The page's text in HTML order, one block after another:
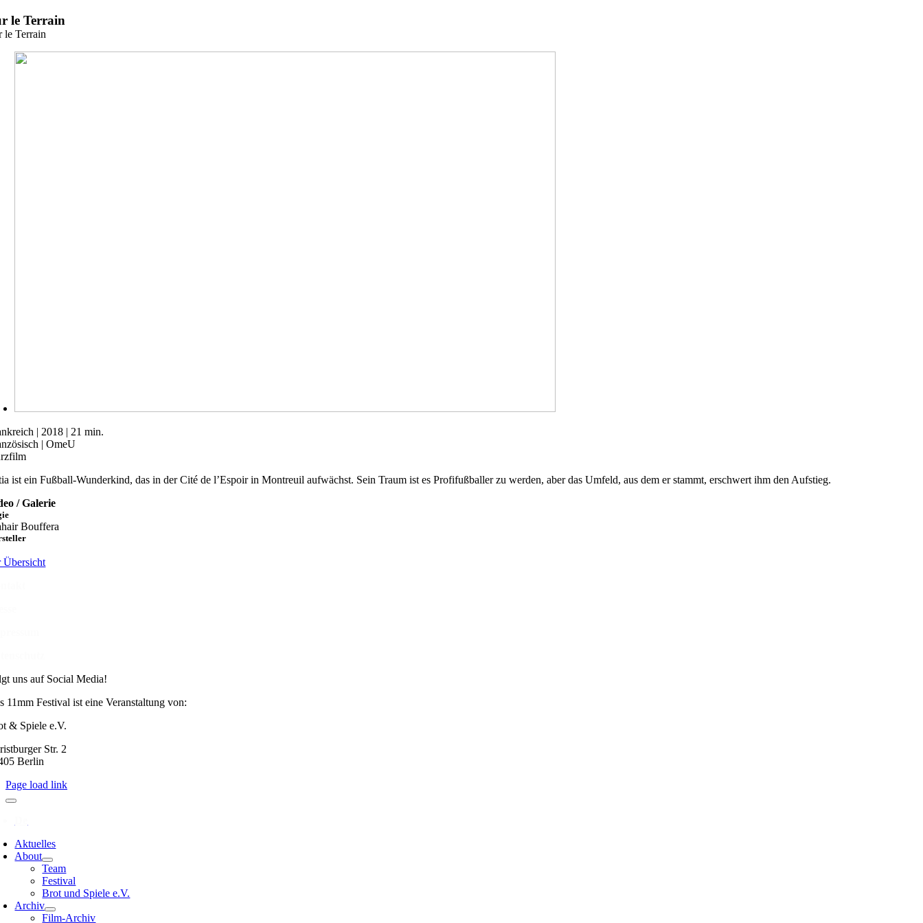
Zum
Inhalt
le Terrain
le Terrain
| 2018 | 21 min.
| OmeU
ist ein Fußball-Wunderkind, das in der Cité de l’Espoir in Montreuil aufwächst. Sein Traum ist es Profifußballer zu werden, aber das Umfeld, aus dem er stammt, erschwert ihm den Aufstieg.
/ Galerie
Bouffera
Übersicht
uns auf Social Media!
11mm Festival ist eine Veranstaltung von:
& Spiele e.V.
Str. 2
Berlin
Page load link
Aktuelles
About
Team
Festival
Brot und Spiele e.V.
Archiv
Film-Archiv